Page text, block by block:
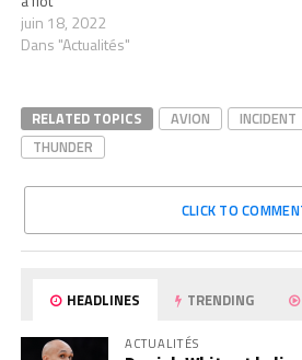
juin 18, 2022
Dans "Actualités"
RELATED TOPICS AVION INCIDENT
THUNDER
CLICK TO
HEADLINES TRENDING
ACTUALITÉS